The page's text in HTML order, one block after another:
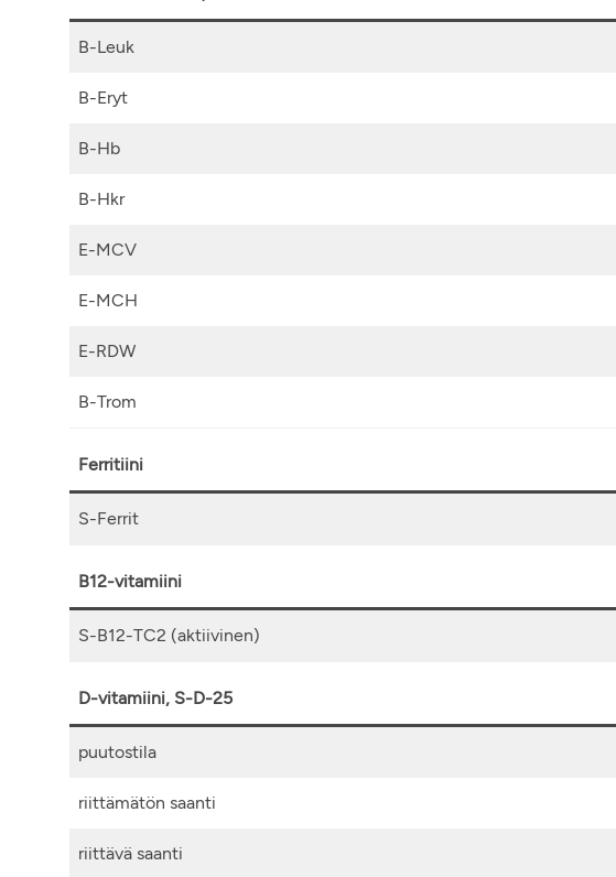
B-Leuk
B-Eryt
B-Hb
B-Hkr
E-MCV
E-MCH
E-RDW
B-Trom
Ferritiini
S-Ferrit
B12-vitamiini
S-B12-TC2 (aktiivinen)
D-vitamiini, S-D-25
puutostila
riittämätön saanti
riittävä saanti